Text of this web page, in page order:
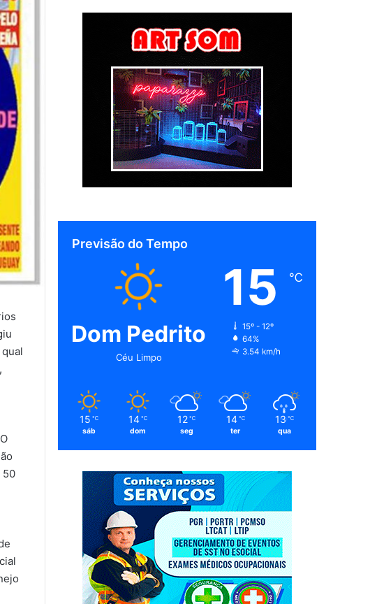
50
Previsão do Tempo
Dom Pedrito
Céu Limpo
15 ℃
15º - 12º
64%
3.54 km/h
15 ℃
sáb
14 ℃
dom
12 ℃
seg
14 ℃
ter
13 ℃
qua